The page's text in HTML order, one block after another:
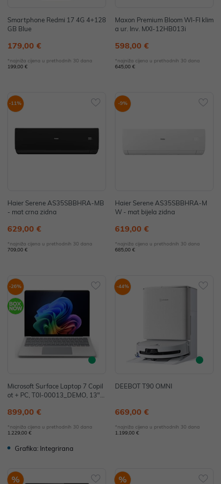
Smartphone Redmi 17 4G 4+128
GB Blue
179,00 €
*najniža cijena u prethodnih 30 dana
199,00 €
Maxon Premium Bloom WI-FI klim
a ur. Inv. MXI-12HB013i
598,00 €
*najniža cijena u prethodnih 30 dana
645,00 €
-11%
Haier Serene AS35SBBHRA-MB
- mat crna zidna
629,00 €
*najniža cijena u prethodnih 30 dana
709,00 €
-9%
Haier Serene AS35SBBHRA-M
W - mat bijela zidna
619,00 €
*najniža cijena u prethodnih 30 dana
685,00 €
-26%
Microsoft Surface Laptop 7 Copil
ot + PC, T0I-00013_DEMO, 13",
B, W11H, Adreno - IZLOŽBENI M
899,00 €
*najniža cijena u prethodnih 30 dana
1.229,00 €
Grafika: Integrirana
-44%
DEEBOT T90 OMNI
669,00 €
*najniža cijena u prethodnih 30 dana
1.199,00 €
% %